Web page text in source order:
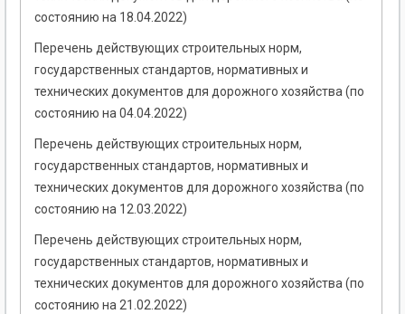
состоянию на 18.04.2022)
Перечень действующих строительных норм,
государственных стандартов, нормативных и
технических документов для дорожного хозяйства (по
состоянию на 04.04.2022)
Перечень действующих строительных норм,
государственных стандартов, нормативных и
технических документов для дорожного хозяйства (по
состоянию на 12.03.2022)
Перечень действующих строительных норм,
государственных стандартов, нормативных и
технических документов для дорожного хозяйства (по
состоянию на 21.02.2022)